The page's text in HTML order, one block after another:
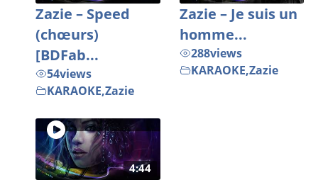
Zazie – Speed
(chœurs)
[BDFab...
54views
KARAOKE,Zazie
Zazie – Je suis un
homme...
288views
KARAOKE,Zazie
4:44